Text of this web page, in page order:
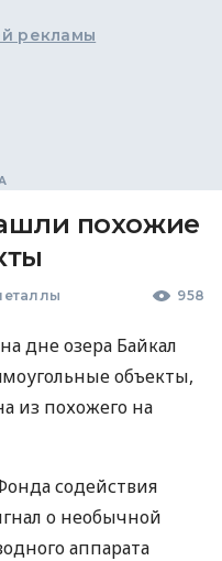
рекламы
похожие
958
дне озера Байкал
объекты,
из похожего на
содействия
о необычной
аппарата